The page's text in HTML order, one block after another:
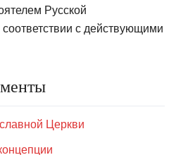
Русской
с действующими
Церкви